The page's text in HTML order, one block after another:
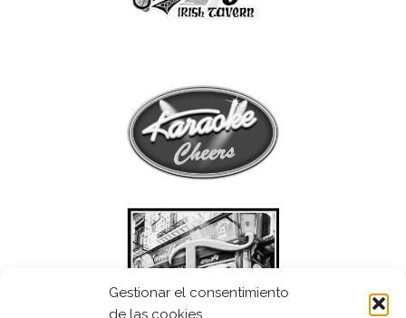
Gestionar el consentimiento